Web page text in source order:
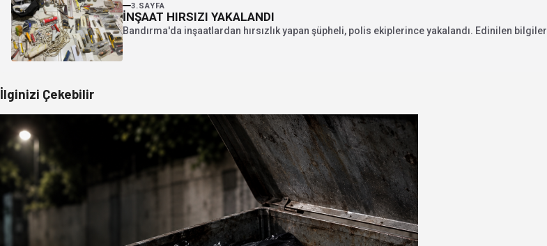
3.SAYFA
İNŞAAT HIRSIZI YAKALANDI
Bandırma'da inşaatlardan hırsızlık yapan şüpheli, polis ekiplerince yakalandı. Edinilen
İlginizi Çekebilir